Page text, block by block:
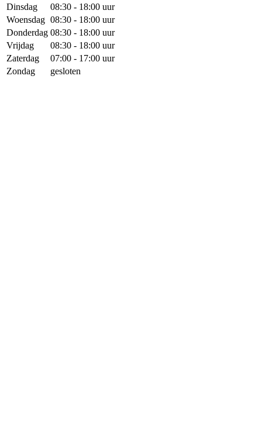
Dinsdag
08:30 - 18:00 uur
Woensdag 08:30 - 18:00 uur
Donderdag 08:30 - 18:00 uur
Vrijdag
08:30 - 18:00 uur
Zaterdag
07:00 - 17:00 uur
Zondag
gesloten